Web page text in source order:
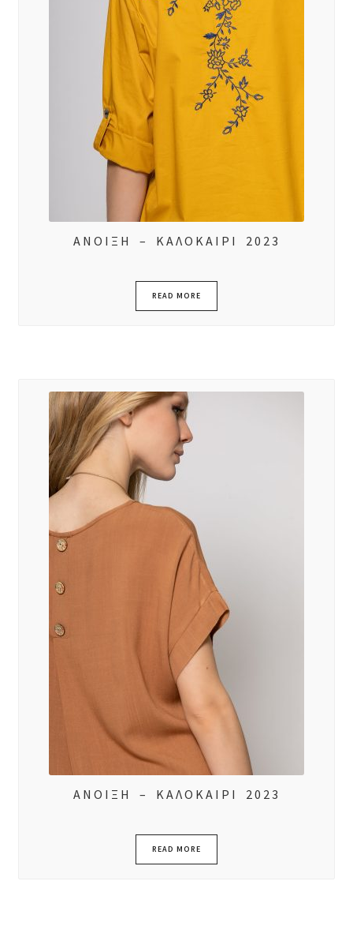
ΑΝΟΙΞΗ – ΚΑΛΟΚΑΙΡΙ 2023
READ MORE
ΑΝΟΙΞΗ – ΚΑΛΟΚΑΙΡΙ 2023
READ MORE